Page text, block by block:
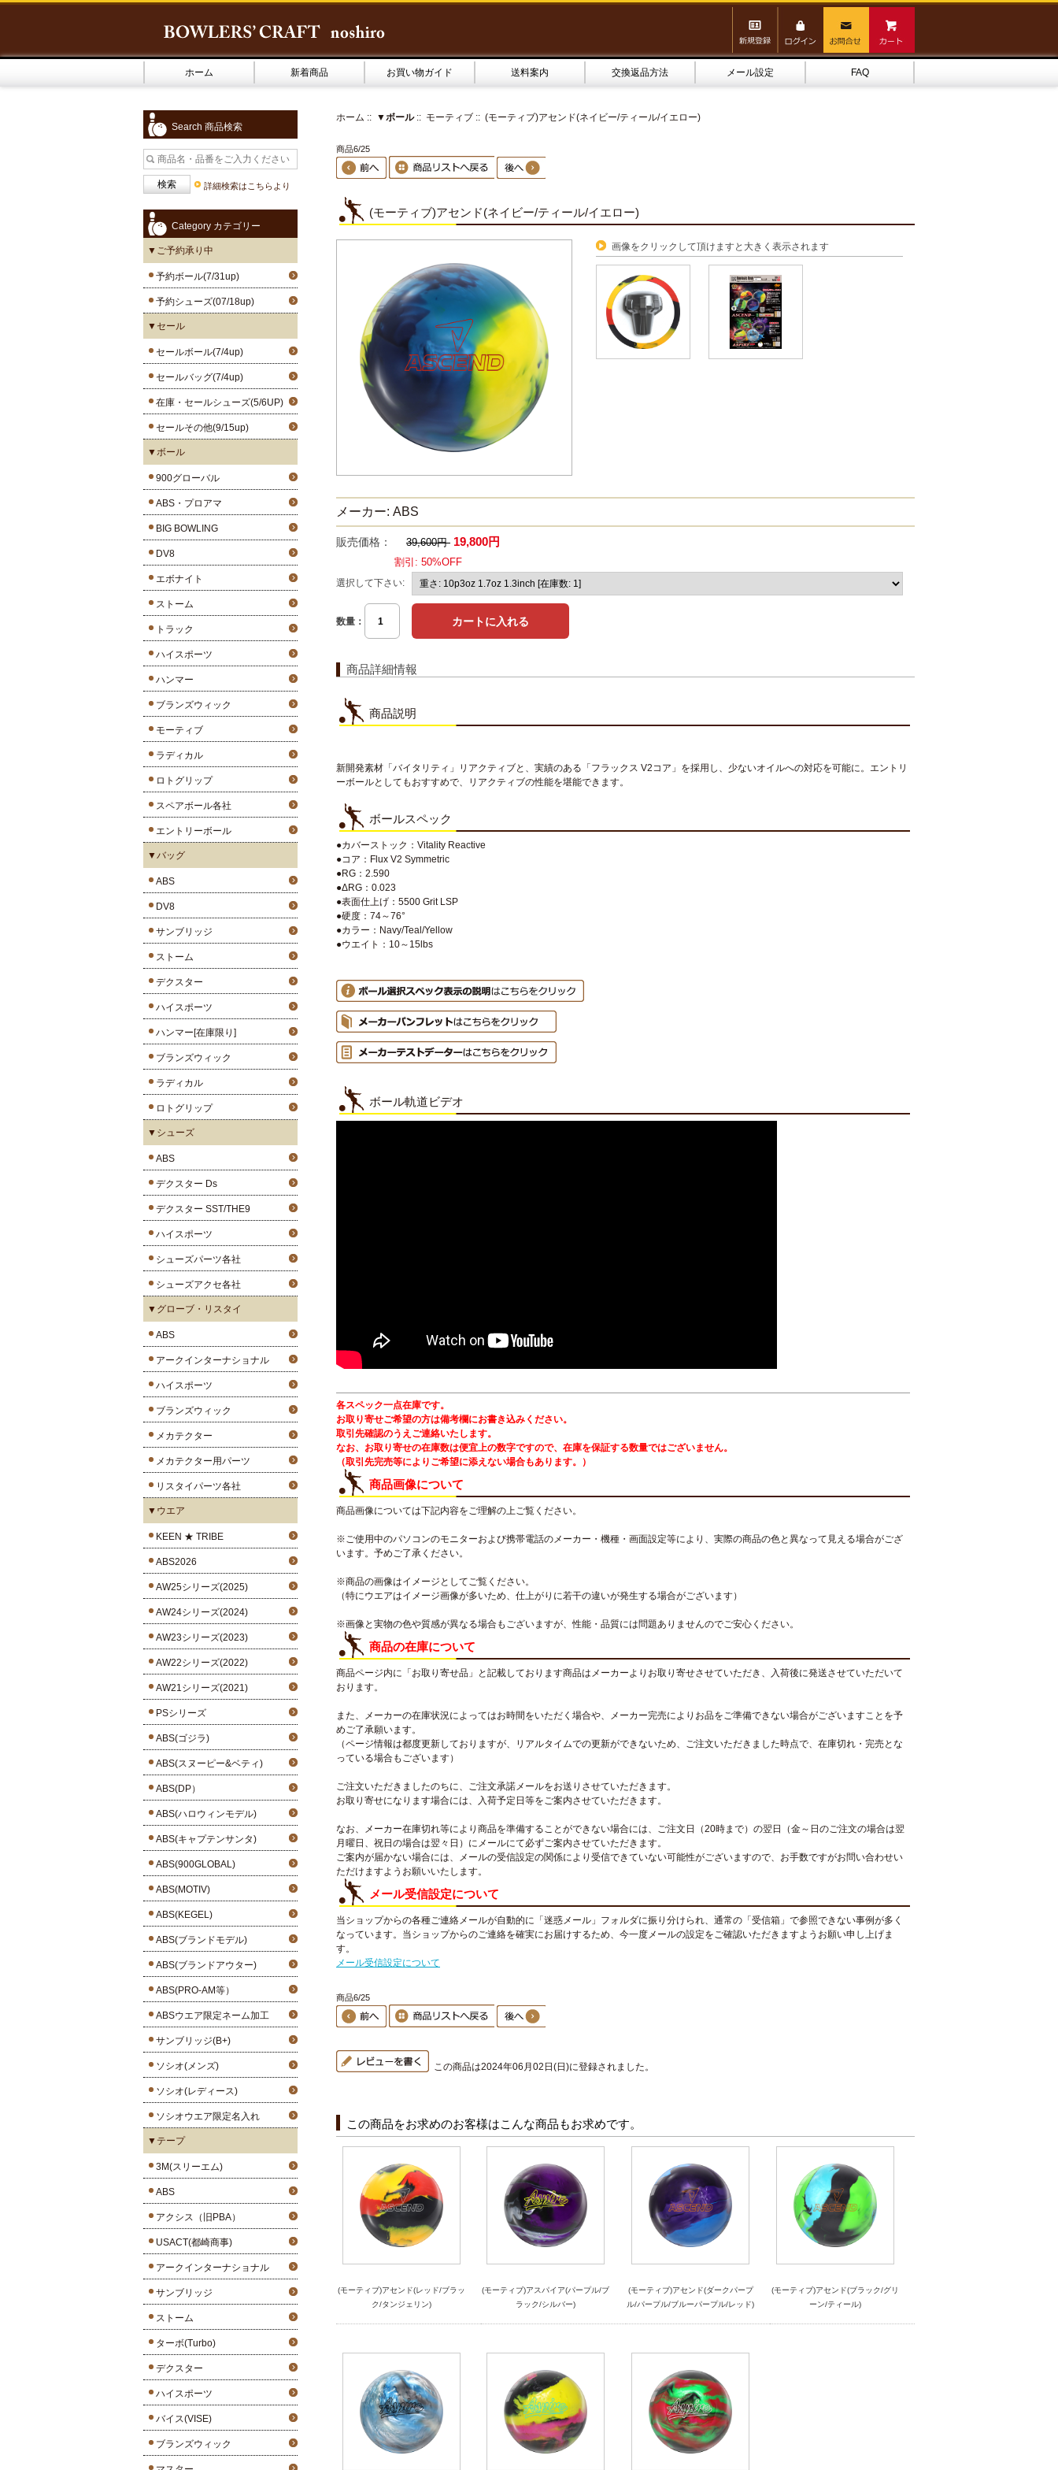
ホーム 新着商品 お買い物ガイド 送料案内 交換返品方法 メール設定 FAQ
Search 商品検索
詳細検索はこちらより
Category カテゴリー
▼ご予約承り中
予約ボール(7/31up)
予約シューズ(07/18up)
▼セール
セールボール(7/4up)
セールバッグ(7/4up)
在庫・セールシューズ(5/6UP)
セールその他(9/15up)
▼ボール
900グローバル
ABS・プロアマ
BIG BOWLING
DV8
エボナイト
ストーム
トラック
ハイスポーツ
ハンマー
ブランズウィック
モーティブ
ラディカル
ロトグリップ
スペアボール各社
エントリーボール
▼バッグ
ABS
DV8
サンブリッジ
ストーム
デクスター
ハイスポーツ
ハンマー[在庫限り]
ブランズウィック
ラディカル
ロトグリップ
▼シューズ
ABS
デクスター Ds
デクスター SST/THE9
ハイスポーツ
シューズパーツ各社
シューズアクセ各社
▼グローブ・リスタイ
ABS
アークインターナショナル
ハイスポーツ
ブランズウィック
メカテクター
メカテクター用パーツ
リスタイパーツ各社
▼ウエア
KEEN ★ TRIBE
ABS2026
AW25シリーズ(2025)
AW24シリーズ(2024)
AW23シリーズ(2023)
AW22シリーズ(2022)
AW21シリーズ(2021)
PSシリーズ
ABS(ゴジラ)
ABS(スヌーピー&ベティ)
ABS(DP）
ABS(ハロウィンモデル)
ABS(キャプテンサンタ)
ABS(900GLOBAL)
ABS(MOTIV)
ABS(KEGEL)
ABS(ブランドモデル)
ABS(ブランドアウター)
ABS(PRO-AM等）
ABSウエア限定ネーム加工
サンブリッジ(B+)
ソシオ(メンズ)
ソシオ(レディース)
ソシオウエア限定名入れ
▼テープ
3M(スリーエム)
ABS
アクシス（旧PBA）
USACT(都崎商事)
アークインターナショナル
サンブリッジ
ストーム
ターボ(Turbo)
デクスター
ハイスポーツ
バイス(VISE)
ブランズウィック
ホーム :: ▼ボール:: モーティブ :: (モーティブ)アセンド(ネイビー/ティール/イエロー)
商品6/25
(モーティブ)アセンド(ネイビー/ティール/イエロー)
画像をクリックして頂けますと大きく表示されます
メーカー: ABS
販売価格： 39,600円 19,800円
割引: 50%OFF
選択して下さい:
数量：
商品詳細情報
商品説明
新開発素材「バイタリティ」リアクティブと、実績のある「フラックス V2コア」を採用し、少ないオイルへの対応を可能に。エントリ
ーボールとしてもおすすめで、リアクティブの性能を堪能できます。
ボールスペック
●カバーストック：Vitality Reactive
●コア：Flux V2 Symmetric
●RG：2.590
●ΔRG：0.023
●表面仕上げ：5500 Grit LSP
●硬度：74～76°
●カラー：Navy/Teal/Yellow
●ウエイト：10～15lbs
ボール軌道ビデオ
各スペック一点在庫です。
お取り寄せご希望の方は備考欄にお書き込みください。
取引先確認のうえご連絡いたします。
なお、お取り寄せの在庫数は便宜上の数字ですので、在庫を保証する数量ではございません。
（取引先完売等によりご希望に添えない場合もあります。）
商品画像について
商品画像については下記内容をご理解の上ご覧ください。
※ご使用中のパソコンのモニターおよび携帯電話のメーカー・機種・画面設定等により、実際の商品の色と異なって見える場合がござ
います。予めご了承ください。
※商品の画像はイメージとしてご覧ください。
（特にウエアはイメージ画像が多いため、仕上がりに若干の違いが発生する場合がございます）
※画像と実物の色や質感が異なる場合もございますが、性能・品質には問題ありませんのでご安心ください。
商品の在庫について
商品ページ内に「お取り寄せ品」と記載しております商品はメーカーよりお取り寄せさせていただき、入荷後に発送させていただいて
おります。
また、メーカーの在庫状況によってはお時間をいただく場合や、メーカー完売によりお品をご準備できない場合がございますことを予
めご了承願います。
（ページ情報は都度更新しておりますが、リアルタイムでの更新ができないため、ご注文いただきました時点で、在庫切れ・完売とな
っている場合もございます）
ご注文いただきましたのちに、ご注文承諾メールをお送りさせていただきます。
お取り寄せになります場合には、入荷予定日等をご案内させていただきます。
なお、メーカー在庫切れ等により商品を準備することができない場合には、ご注文日（20時まで）の翌日（金～日のご注文の場合は翌
月曜日、祝日の場合は翌々日）にメールにて必ずご案内させていただきます。
ご案内が届かない場合には、メールの受信設定の関係により受信できていない可能性がございますので、お手数ですがお問い合わせい
ただけますようお願いいたします。
メール受信設定について
当ショップからの各種ご連絡メールが自動的に「迷惑メール」フォルダに振り分けられ、通常の「受信箱」で参照できない事例が多く
なっています。当ショップからのご連絡を確実にお届けするため、今一度メールの設定をご確認いただきますようお願い申し上げま
す。
メール受信設定について
商品6/25
この商品は2024年06月02日(日)に登録されました。
この商品をお求めのお客様はこんな商品もお求めです。
(モーティブ)アセンド(レッド/ブラッ
ク/タンジェリン)
(モーティブ)アスパイア(パープル/ブ
ラック/シルバー)
(モーティブ)アセンド(ダークパープ
ル/パープル/ブルーパープル/レッド)
(モーティブ)アセンド(ブラック/グリ
ーン/ティール)